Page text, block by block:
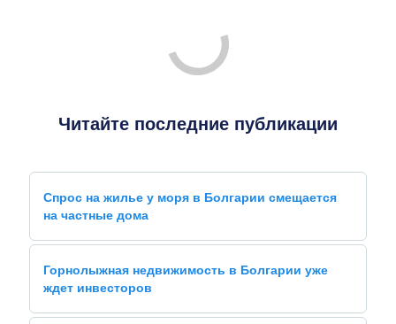
Читайте последние публикации
Спрос на жилье у моря в Болгарии смещается
на частные дома
Горнолыжная недвижимость в Болгарии уже
ждет инвесторов